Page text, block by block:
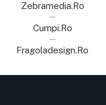
Zebramedia.ro
Cumpi.ro
Fragoladesign.ro